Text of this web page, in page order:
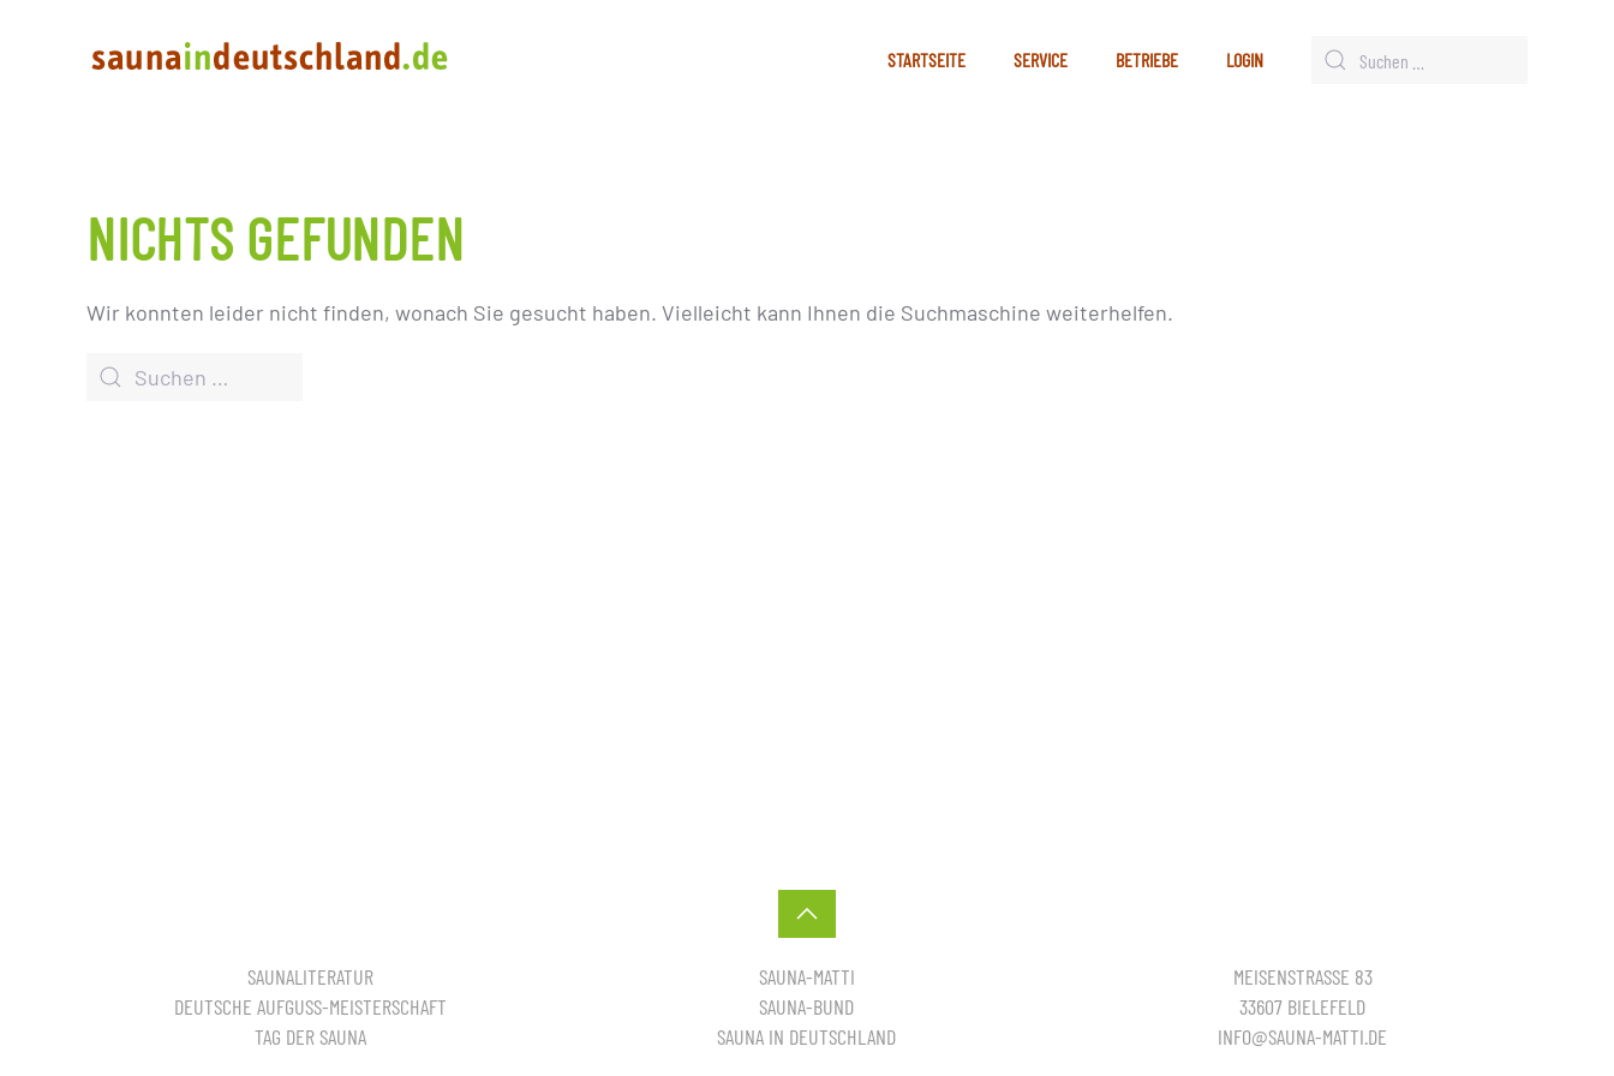
STARTSEITE SERVICE BETRIEBE LOGIN
NICHTS GEFUNDEN
Wir konnten leider nicht finden, wonach Sie gesucht haben. Vielleicht kann Ihnen die Suchmaschine weiterhelfen.
SAUNALITERATUR
DEUTSCHE AUFGUSS-MEISTERSCHAFT
TAG DER SAUNA
SAUNA-MATTI
SAUNA-BUND
SAUNA IN DEUTSCHLAND
MEISENSTRASSE 83
33607 BIELEFELD
INFO@SAUNA-MATTI.DE